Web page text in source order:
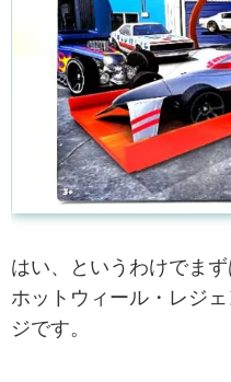
はい、というわけでまず
ホットウィール・レジ
ジです。